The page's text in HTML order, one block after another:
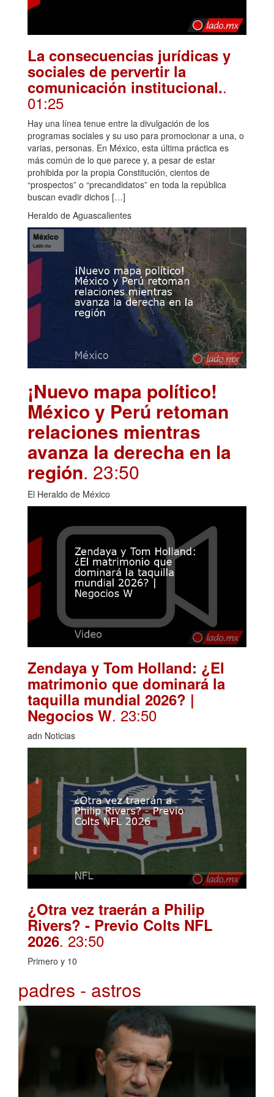
La consecuencias jurídicas y
sociales de pervertir la
comunicación institucional..
01:25
Hay una línea tenue entre la divulgación de los
programas sociales y su uso para promocionar a una, o
varias, personas. En México, esta última práctica es
más común de lo que parece y, a pesar de estar
prohibida por la propia Constitución, cientos de
“prospectos” o “precandidatos” en toda la república
buscan evadir dichos […]
Heraldo de Aguascalientes
¡Nuevo mapa político!
México y Perú retoman
relaciones mientras
avanza la derecha en la
región. 23:50
El Heraldo de México
Zendaya y Tom Holland: ¿El
matrimonio que dominará la
taquilla mundial 2026? |
Negocios W. 23:50
adn Noticias
¿Otra vez traerán a Philip
Rivers? - Previo Colts NFL
2026. 23:50
Primero y 10
padres - astros